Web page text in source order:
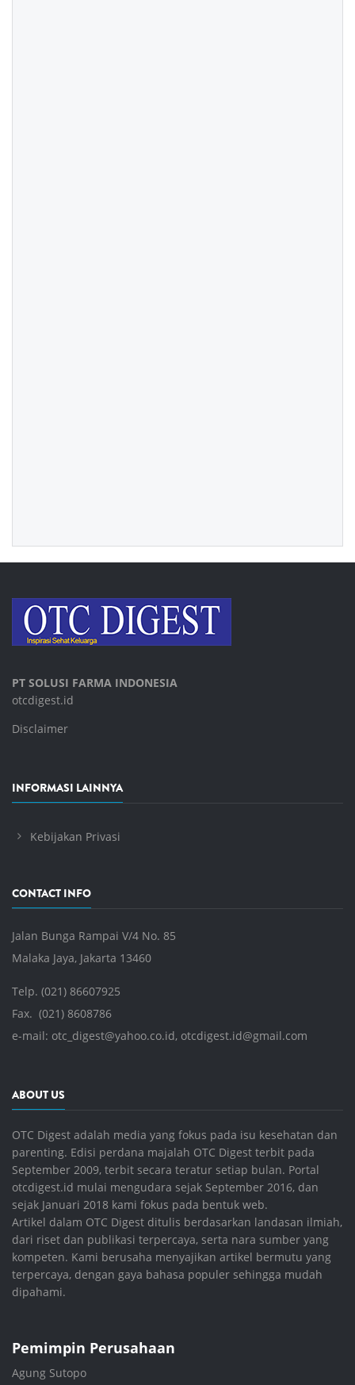
PT SOLUSI FARMA INDONESIA
otcdigest.id
Disclaimer
INFORMASI LAINNYA
Kebijakan Privasi
CONTACT INFO
Jalan Bunga Rampai V/4 No. 85
Malaka Jaya, Jakarta 13460
Telp. (021) 86607925
Fax. (021) 8608786
e-mail: otc_digest@yahoo.co.id, otcdigest.id@gmail.com
ABOUT US
OTC Digest adalah media yang fokus pada isu kesehatan dan
parenting. Edisi perdana majalah OTC Digest terbit pada
September 2009, terbit secara teratur setiap bulan. Portal
otcdigest.id mulai mengudara sejak September 2016, dan
sejak Januari 2018 kami fokus pada bentuk web.
Artikel dalam OTC Digest ditulis berdasarkan landasan ilmiah,
dari riset dan publikasi terpercaya, serta nara sumber yang
kompeten. Kami berusaha menyajikan artikel bermutu yang
terpercaya, dengan gaya bahasa populer sehingga mudah
dipahami.
Pemimpin Perusahaan
Agung Sutopo